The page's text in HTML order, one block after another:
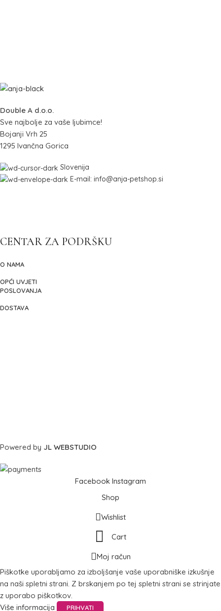
Double A d.o.o.
Sve najbolje za vaše ljubimce!
Bojanji Vrh 25
1295 Ivančna Gorica
Slovenija
E-mail: info@anja-petshop.si
CENTAR ZA PODRŠKU
O NAMA
OPĆI UVJETI
POSLOVANJA
DOSTAVA
Powered by JL WEBSTUDIO
Facebook Instagram
Shop
Wishlist
Cart
Moj račun
Piškotke uporabljamo za izboljšanje vaše uporabniške izkušnje
na naši spletni strani. Z brskanjem po tej spletni strani se strinjate
z uporabo piškotkov.
Više informacija
PRIHVATI